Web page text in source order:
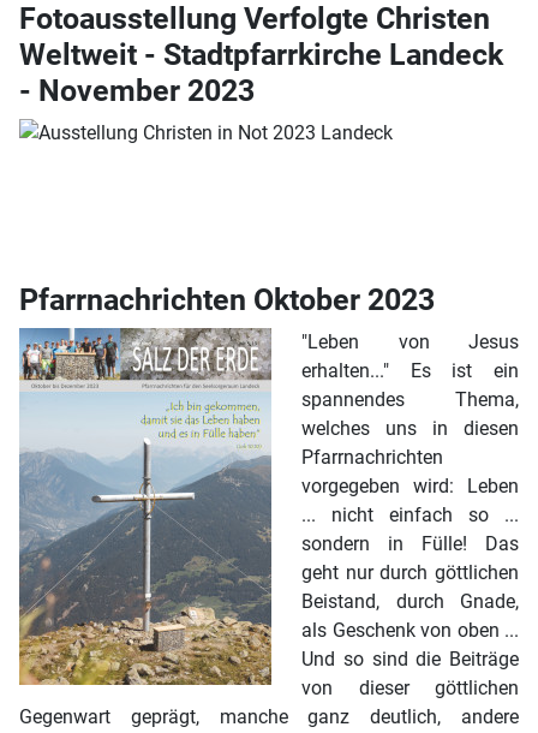
Fotoausstellung Verfolgte Christen
Weltweit - Stadtpfarrkirche Landeck
- November 2023
Pfarrnachrichten Oktober 2023
"Leben von Jesus
erhalten..." Es ist ein
spannendes Thema,
welches uns in diesen
Pfarrnachrichten
vorgegeben wird: Leben
... nicht einfach so ...
sondern in Fülle! Das
geht nur durch göttlichen
Beistand, durch Gnade,
als Geschenk von oben ...
Und so sind die Beiträge
von dieser göttlichen
Gegenwart geprägt, manche ganz deutlich, andere